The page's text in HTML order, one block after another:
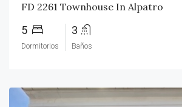
FD 2261 Townhouse In Alpatro
5
Dormitorios
3
Baños